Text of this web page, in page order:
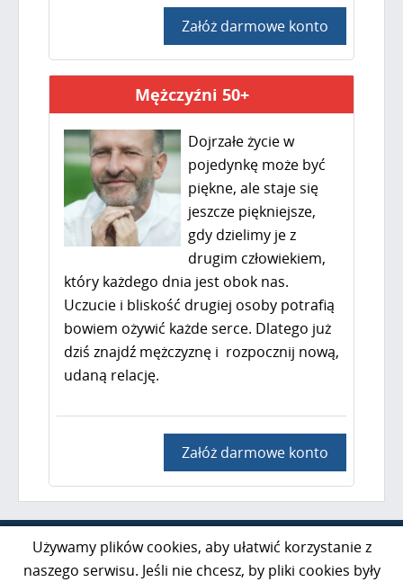
Załóż darmowe konto
Mężczyźni 50+
Dojrzałe życie w
pojedynkę może być
piękne, ale staje się
jeszcze piękniejsze,
gdy dzielimy je z
drugim człowiekiem,
który każdego dnia jest obok nas.
Uczucie i bliskość drugiej osoby potrafią
bowiem ożywić każde serce. Dlatego już
dziś znajdź mężczyznę i rozpocznij nową,
udaną relację.
Załóż darmowe konto
Al. Jerozolimskie 85 lok. 21
02-001 Warszawa
Używamy plików cookies, aby ułatwić korzystanie z
naszego serwisu. Jeśli nie chcesz, by pliki cookies były